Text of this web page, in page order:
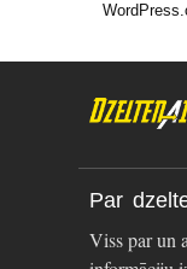
Par
Viss par un